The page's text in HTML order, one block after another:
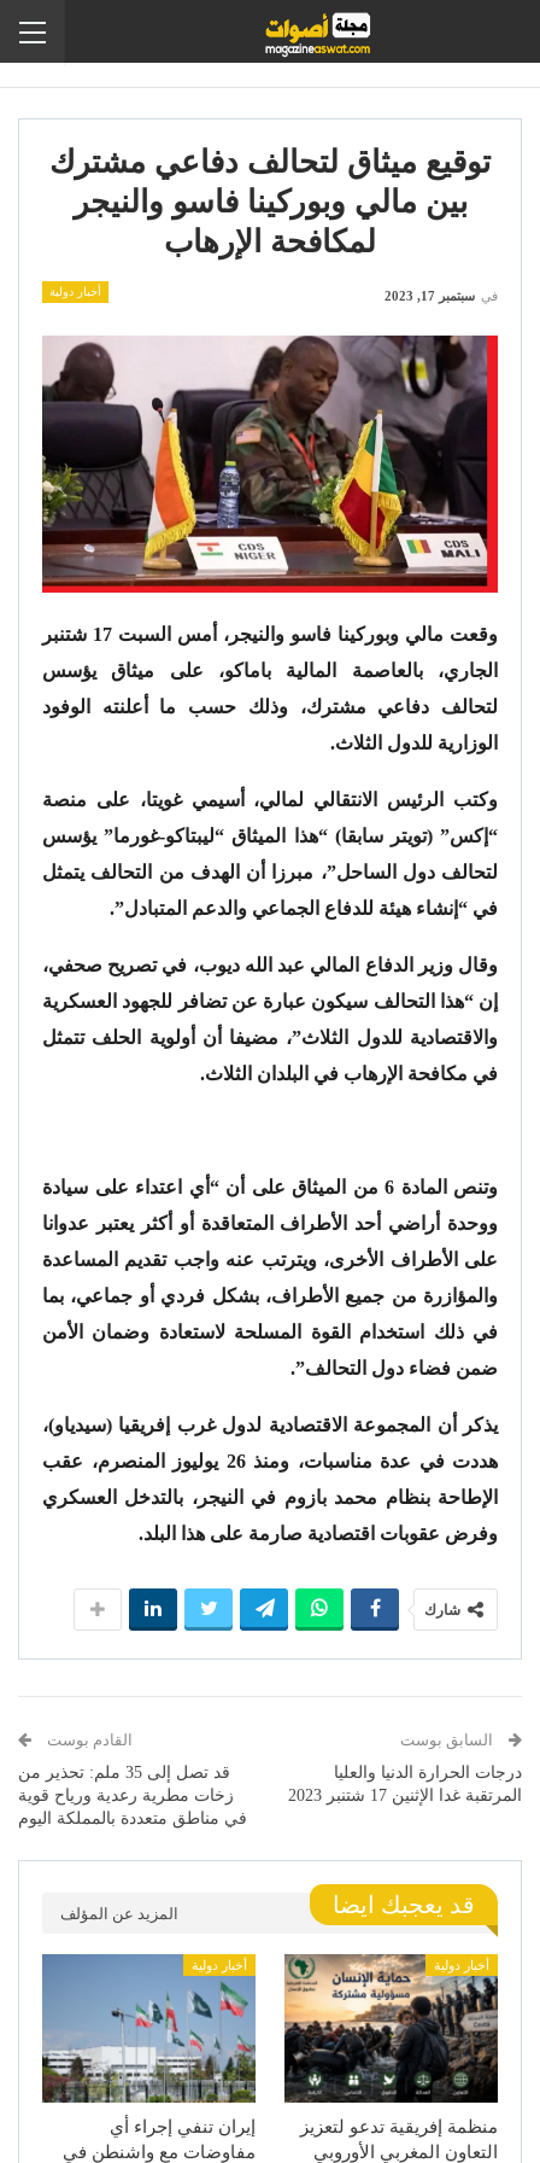
توقيع ميثاق لتحالف دفاعي مشترك
بين مالي وبوركينا فاسو والنيجر
لمكافحة الإرهاب
أخبار دولية في سبتمبر 17, 2023
وقعت مالي وبوركينا فاسو والنيجر، أمس السبت 17 شتنبر
الجاري، بالعاصمة المالية باماكو، على ميثاق يؤسس
لتحالف دفاعي مشترك، وذلك حسب ما أعلنته الوفود
الوزارية للدول الثلاث.
وكتب الرئيس الانتقالي لمالي، أسيمي غويتا، على منصة
“إكس” (تويتر سابقا) “هذا الميثاق “ليبتاكو-غورما” يؤسس
لتحالف دول الساحل”، مبرزا أن الهدف من التحالف يتمثل
في “إنشاء هيئة للدفاع الجماعي والدعم المتبادل”.
وقال وزير الدفاع المالي عبد الله ديوب، في تصريح صحفي،
إن “هذا التحالف سيكون عبارة عن تضافر للجهود العسكرية
والاقتصادية للدول الثلاث”، مضيفا أن أولوية الحلف تتمثل
في مكافحة الإرهاب في البلدان الثلاث.
وتنص المادة 6 من الميثاق على أن “أي اعتداء على سيادة
ووحدة أراضي أحد الأطراف المتعاقدة أو أكثر يعتبر عدوانا
على الأطراف الأخرى، ويترتب عنه واجب تقديم المساعدة
والمؤازرة من جميع الأطراف، بشكل فردي أو جماعي، بما
في ذلك استخدام القوة المسلحة لاستعادة وضمان الأمن
ضمن فضاء دول التحالف”.
يذكر أن المجموعة الاقتصادية لدول غرب إفريقيا (سيدياو)،
هددت في عدة مناسبات، ومنذ 26 يوليوز المنصرم، عقب
الإطاحة بنظام محمد بازوم في النيجر، بالتدخل العسكري
وفرض عقوبات اقتصادية صارمة على هذا البلد.
شارك
السابق بوست
درجات الحرارة الدنيا والعليا
المرتقبة غدا الإثنين 17 شتنبر 2023
القادم بوست
قد تصل إلى 35 ملم: تحذير من
زخات مطرية رعدية ورياح قوية
في مناطق متعددة بالمملكة اليوم
قد يعجبك ايضا المزيد عن المؤلف
أخبار دولية
منظمة إفريقية تدعو لتعزيز
التعاون المغربي الأوروبي
أخبار دولية
إيران تنفي إجراء أي
مفاوضات مع واشنطن في